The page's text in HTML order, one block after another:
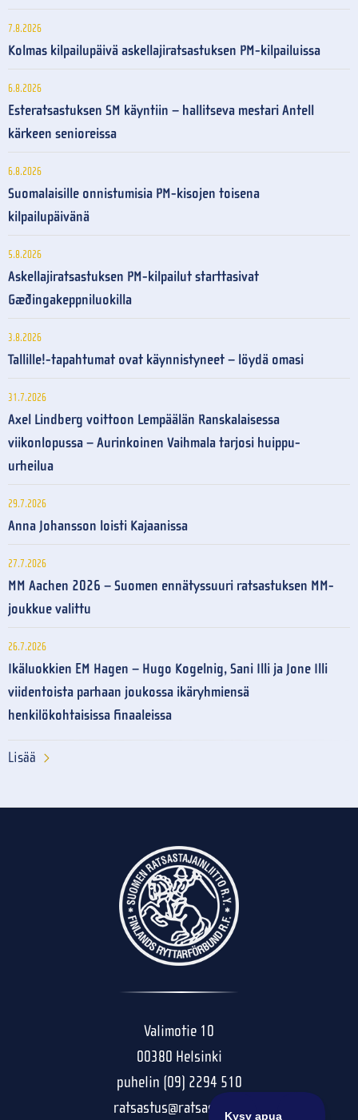
7.8.2026
Kolmas kilpailupäivä askellajiratsastuksen PM-kilpailuissa
6.8.2026
Esteratsastuksen SM käyntiin – hallitseva mestari Antell
kärkeen senioreissa
6.8.2026
Suomalaisille onnistumisia PM-kisojen toisena
kilpailupäivänä
5.8.2026
Askellajiratsastuksen PM-kilpailut starttasivat
Gæðingakeppniluokilla
3.8.2026
Tallille!-tapahtumat ovat käynnistyneet – löydä omasi
31.7.2026
Axel Lindberg voittoon Lempäälän Ranskalaisessa
viikonlopussa – Aurinkoinen Vaihmala tarjosi huippu-
urheilua
29.7.2026
Anna Johansson loisti Kajaanissa
27.7.2026
MM Aachen 2026 – Suomen ennätyssuuri ratsastuksen MM-
joukkue valittu
26.7.2026
Ikäluokkien EM Hagen – Hugo Kogelnig, Sani Illi ja Jone Illi
viidentoista parhaan joukossa ikäryhmiensä
henkilökohtaisissa finaaleissa
Lisää
Valimotie 10
00380 Helsinki
puhelin (09) 2294 510
ratsastus@ratsastus.fi